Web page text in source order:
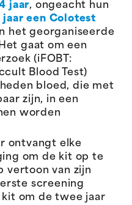
jaar, ongeacht hun
een Colotest
het georganiseerde
gaat om een
(iFOBT:
Blood Test)
bloed, die met
zijn, in een
worden
ontvangt elke
om de kit op te
vertoon van zijn
screening
om de twee jaar